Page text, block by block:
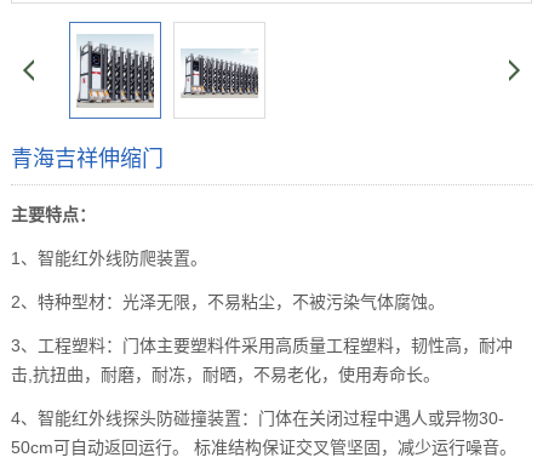
青海吉祥伸缩门
主要特点：
1、智能红外线防爬装置。
2、特种型材：光泽无限，不易粘尘，不被污染气体腐蚀。
3、工程塑料：门体主要塑料件采用高质量工程塑料，韧性高，耐冲
击,抗扭曲，耐磨，耐冻，耐晒，不易老化，使用寿命长。
4、智能红外线探头防碰撞装置：门体在关闭过程中遇人或异物30-
50cm可自动返回运行。 标准结构保证交叉管坚固，减少运行噪音。